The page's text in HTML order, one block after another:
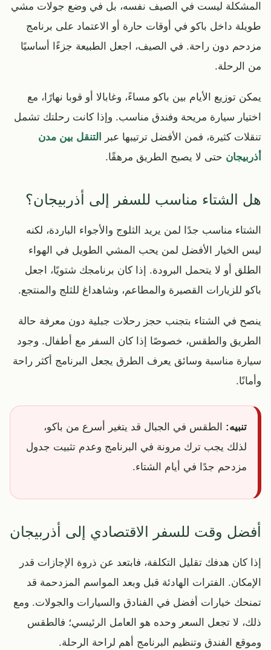
المشكلة ليست في الصيف نفسه، بل في وضع جولات مشي
طويلة داخل باكو في أوقات حارة أو الاعتماد على برنامج
مزدحم دون راحة. في الصيف، اجعل الطبيعة جزءًا أساسيًا
من الرحلة.
يمكن توزيع الأيام بين باكو مساءً، وغابالا أو قوبا نهارًا، مع
اختيار سيارة مريحة وفندق مناسب. وإذا كانت رحلتك تشمل
تنقلات كثيرة، فمن الأفضل ترتيبها عبر
التنقل بين مدن
أذربيجان حتى لا يصبح الطريق مرهقًا.
هل الشتاء مناسب للسفر إلى أذربيجان؟
الشتاء مناسب جدًا لمن يريد الثلوج والأجواء الباردة، لكنه
ليس الخيار الأفضل لمن يحب المشي الطويل في الهواء
الطلق أو لا يتحمل البرودة. إذا كان برنامجك شتويًا، اجعل
باكو للزيارات القصيرة والمطاعم، وشاهداغ للثلج والمنتجع.
ينصح في الشتاء بتجنب حجز رحلات جبلية دون معرفة حالة
الطريق والطقس، خصوصًا إذا كان السفر مع أطفال. وجود
سيارة مناسبة وسائق يعرف الطرق يجعل البرنامج أكثر راحة
وأمانًا.
تنبيه: الطقس في الجبال قد يتغير أسرع من باكو،
لذلك يجب ترك مرونة في البرنامج وعدم تثبيت جدول
مزدحم جدًا في أيام الشتاء.
أفضل وقت للسفر الاقتصادي إلى أذربيجان
إذا كان هدفك تقليل التكلفة، فابتعد عن ذروة الإجازات قدر
الإمكان. الفترات الهادئة قبل وبعد المواسم المزدحمة قد
تمنحك خيارات أفضل في الفنادق والسيارات والجولات. ومع
ذلك، لا تجعل السعر وحده هو العامل الرئيسي؛ فالطقس
وموقع الفندق وتنظيم البرنامج أهم لراحة الرحلة.